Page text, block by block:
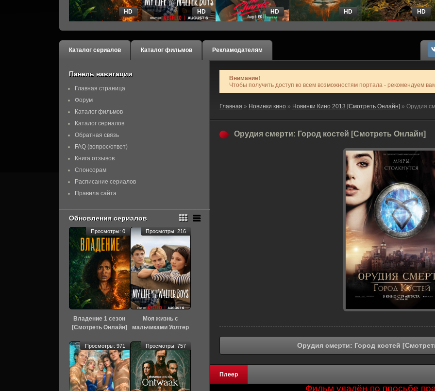
HD HD HD HD HD
Каталог сериалов Каталог фильмов Рекламодателям
Внимание!
Чтобы получить доступ ко всем возможностям портала - рекомендуем
Главная » Новинки кино » Новинки Кино 2013 [Смотреть Онлайн] » Орудия
Орудия смерти: Город костей [Смотреть Онлайн]
Орудия смерти: Город костей
Плеер
Фильм удалён по просьбе
Панель навигации
Главная страница
Форум
Каталог фильмов
Каталог сериалов
Обратная связь
FAQ (вопрос/ответ)
Книга отзывов
Спонсорам
Расписание сериалов
Правила сайта
Обновления сериалов
Владение 1 сезон
[Смотреть Онлайн]
Просмотры: 0
Моя жизнь с
мальчиками Уолтер
[Смотреть Онлайн]
Просмотры: 216
Просмотры: 971 Просмотры: 757